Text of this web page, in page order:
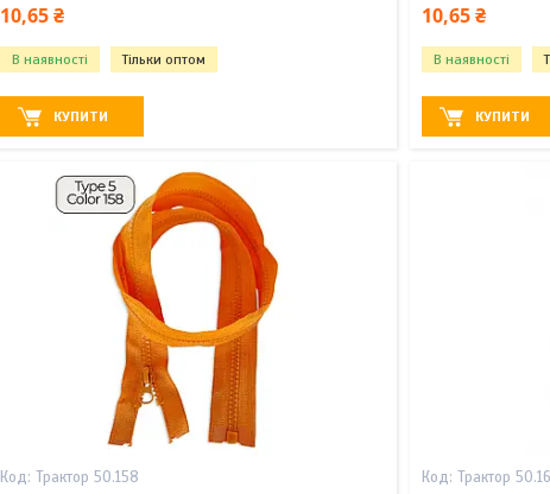
10,65 ₴
В наявності Тільки оптом
КУПИТИ
10,65 ₴
В наявності
КУПИТИ
Трактор 50.158 Трактор